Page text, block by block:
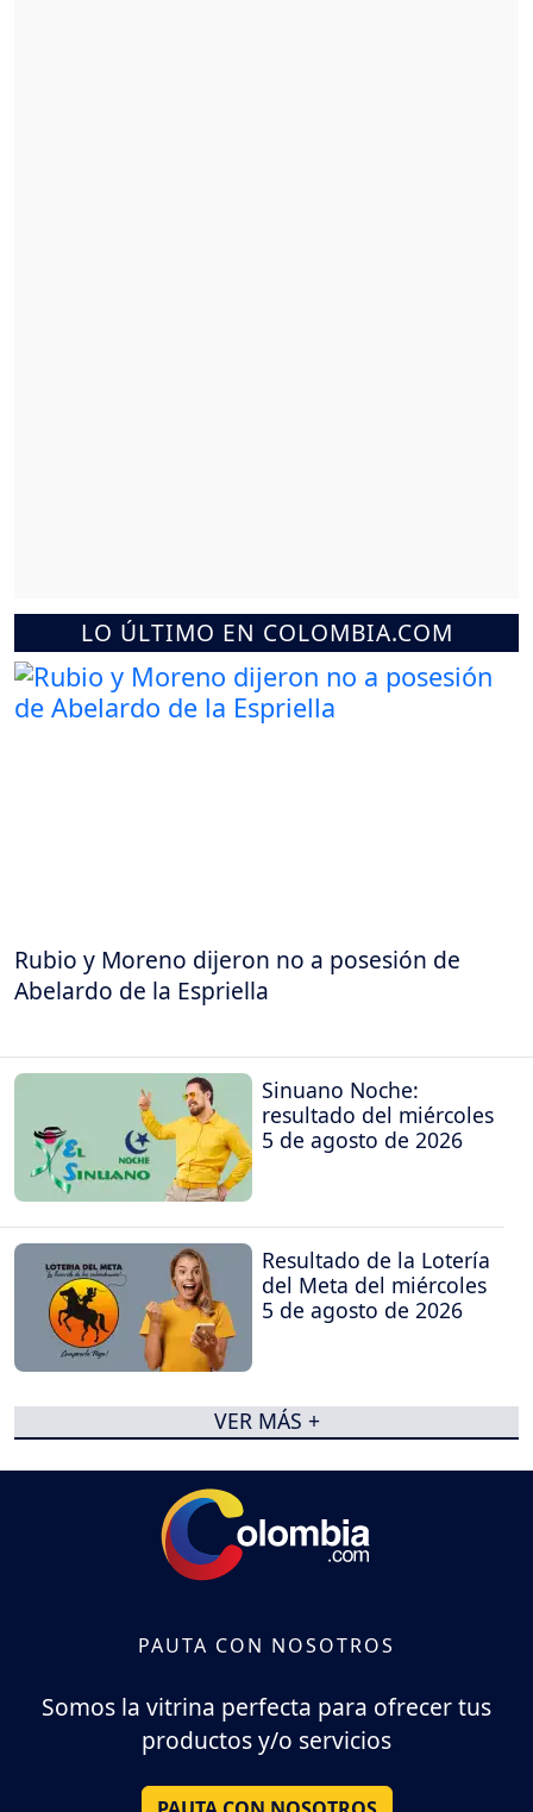
LO ÚLTIMO EN COLOMBIA.COM
Rubio y Moreno dijeron no a posesión de
Abelardo de la Espriella
Sinuano Noche:
resultado del miércoles
5 de agosto de 2026
Resultado de la Lotería
del Meta del miércoles
5 de agosto de 2026
VER MÁS +
PAUTA CON NOSOTROS
Somos la vitrina perfecta para ofrecer tus
productos y/o servicios